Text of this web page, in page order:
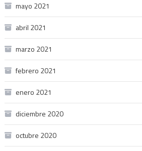
mayo 2021
abril 2021
marzo 2021
febrero 2021
enero 2021
diciembre 2020
octubre 2020